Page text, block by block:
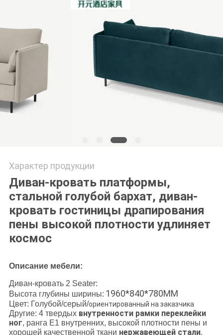
Характер продукции
Диван-кровать платформы,
стальной голубой бархат, диван-
кровать гостиницы драпирования
пены высокой плотности удлиняет
космос
Описание мебели:
Диван-кровать 2 Seater:
Высотаглубины ширины: 1960*840*780MM
Цвет: Голубой/серый/ориентированный на заказчика
Другие: 4 твердыхвнутренности рамки переклейки
ног, ранга E1 внутренних, высокой плотности пены и
хорошей качественной ткани нержавеющей стали,